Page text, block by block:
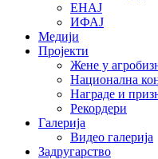
ЕНАЈ
ИФАЈ
Медији
Пројекти
Жене у
Национална
Награде и
Рекордери
Галерија
Видео галерија
Задругарство